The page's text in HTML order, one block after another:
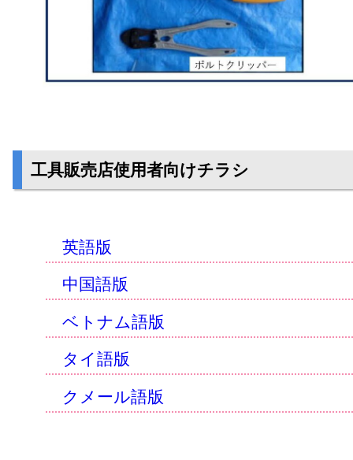
工具販売店使用者向けチラシ
英語版
中国語版
ベトナム語版
タイ語版
クメール語版